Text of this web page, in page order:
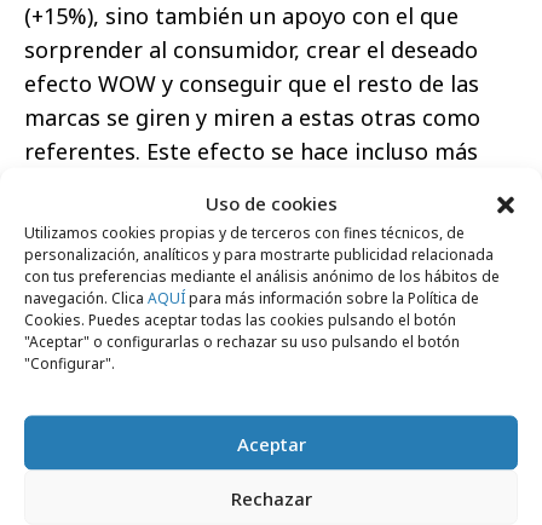
Uso de cookies
Utilizamos cookies propias y de terceros con fines técnicos, de
personalización, analíticos y para mostrarte publicidad relacionada
con tus preferencias mediante el análisis anónimo de los hábitos de
navegación. Clica AQUÍpara más información sobre la Política de
Cookies. Puedes aceptar todas las cookies pulsando el botón
"Aceptar" o configurarlas o rechazar su uso pulsando el botón
"Configurar".
Aceptar
Rechazar
(+15%), sino también un apoyo con el que
sorprender al consumidor, crear el deseado
efecto WOW y conseguir que el resto de las
marcas se giren y miren a estas otras como
referentes. Este efecto se hace incluso más
audiencia, como pueden ser los Millennials o la
Generación Z. Además, se ha comprobado que
las marcas que han sido más challenger y han
apostado por la innovación crecen casi al
doble y rentabilizan su inversión ganando
ancladas sin evolucionar su producto ni su
comunicación.
Es indudable que el precio seguirá siendo un